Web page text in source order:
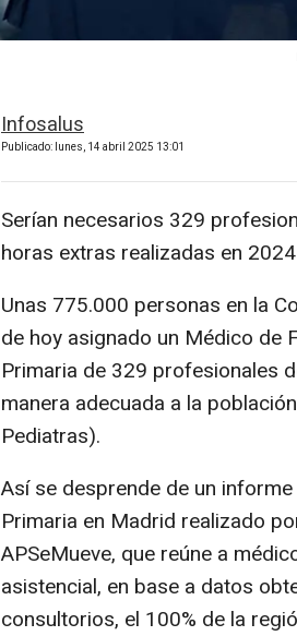
Infosalus
Publicado: lunes, 14 abril 2025 13:01
Serían necesarios 329
horas extras realizadas en 2024
Unas 775.000 personas en la
de hoy asignado un Médico de
Primaria de 329 profesionales
manera adecuada a la
Pediatras).
Así se desprende de un
Primaria en Madrid realizado
APSeMueve, que reúne a
asistencial, en base a datos
consultorios, el 100% de la